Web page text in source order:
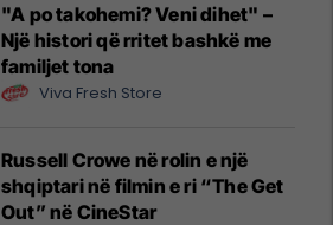
"A po takohemi? Veni dihet" –
Një histori që rritet bashkë me
familjet tona
Viva Fresh Store
Russell Crowe në rolin e një
shqiptari në filmin e ri “The Get
Out” në CineStar